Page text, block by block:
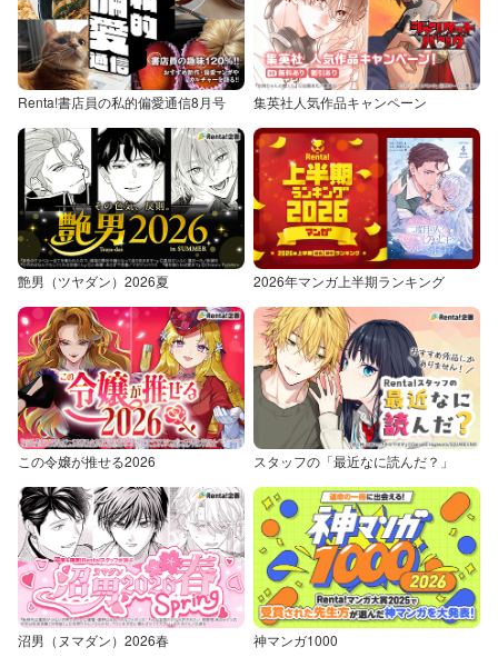
Renta!書店員の私的偏愛通信8月号 集英社人気作品キャンペーン
艶男（ツヤダン）2026夏 2026年マンガ上半期ランキング
この令嬢が推せる2026 スタッフの「最近なに読んだ？」
沼男（ヌマダン）2026春 神マンガ1000